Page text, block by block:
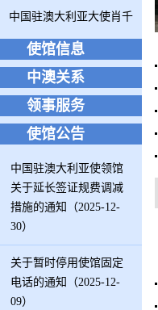
中国驻澳大利亚大使肖千
使馆信息
中澳关系
领事服务
使馆公告
中国驻澳大利亚使领馆
关于延长签证规费调减
措施的通知（2025-12-
30）
关于暂时停用使馆固定
电话的通知（2025-12-
09）